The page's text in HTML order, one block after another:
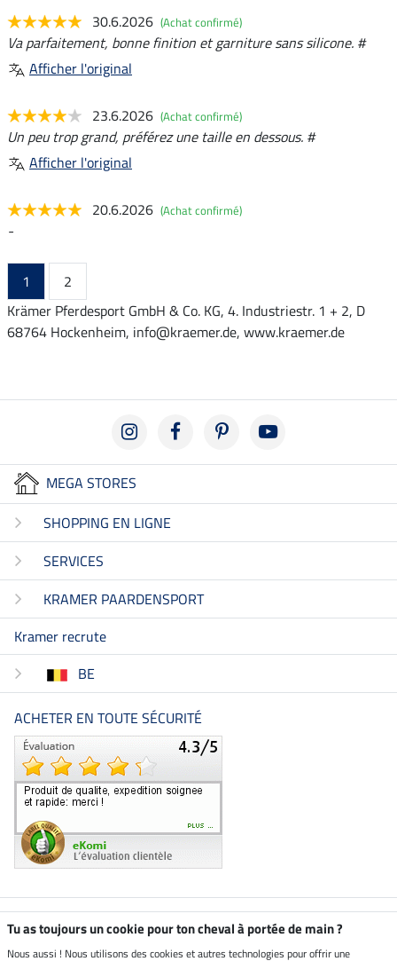
30.6.2026 (Achat confirmé)
Va parfaitement, bonne finition et garniture sans silicone. #
Afficher l'original
23.6.2026 (Achat confirmé)
Un peu trop grand, préférez une taille en dessous. #
Afficher l'original
20.6.2026 (Achat confirmé)
-
1
2
Krämer Pferdesport GmbH & Co. KG, 4. Industriestr. 1 + 2, D
68764 Hockenheim, info@kraemer.de, www.kraemer.de
MEGA STORES
SHOPPING EN LIGNE
SERVICES
KRAMER PAARDENSPORT
Kramer recrute
BE
ACHETER EN TOUTE SÉCURITÉ
Boutique climatiquement
Tu as toujours un cookie pour ton cheval à portée de main ?
Nous aussi ! Nous utilisons des cookies et autres technologies pour offrir une